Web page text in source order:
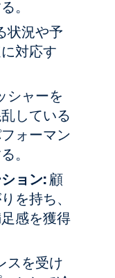
。
状況や予
対応す
シャーを
している
ォーマン
。
ョン:顧
を持ち、
感を獲得
スを受け